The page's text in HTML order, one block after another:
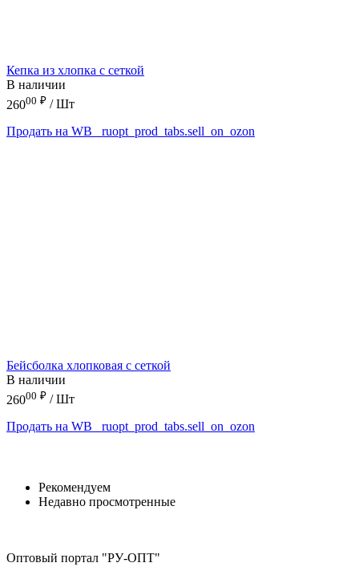
Кепка из хлопка с сеткой
В наличии
26000 ₽ / Шт
Продать на WB
_ruopt_prod_tabs.sell_on_ozon
Бейсболка хлопковая с сеткой
В наличии
26000 ₽ / Шт
Продать на WB
_ruopt_prod_tabs.sell_on_ozon
Рекомендуем
Недавно просмотренные
Оптовый портал "РУ-ОПТ"